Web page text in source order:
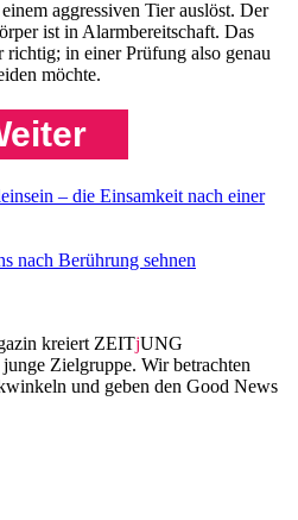
aggressiven Tier auslöst. Der
ist in Alarmbereitschaft. Das
in einer Prüfung also genau
möchte.
– die Einsamkeit nach einer
nach Berührung sehnen
kreiert ZEITjUNG
Zielgruppe. Wir betrachten
und geben den Good News